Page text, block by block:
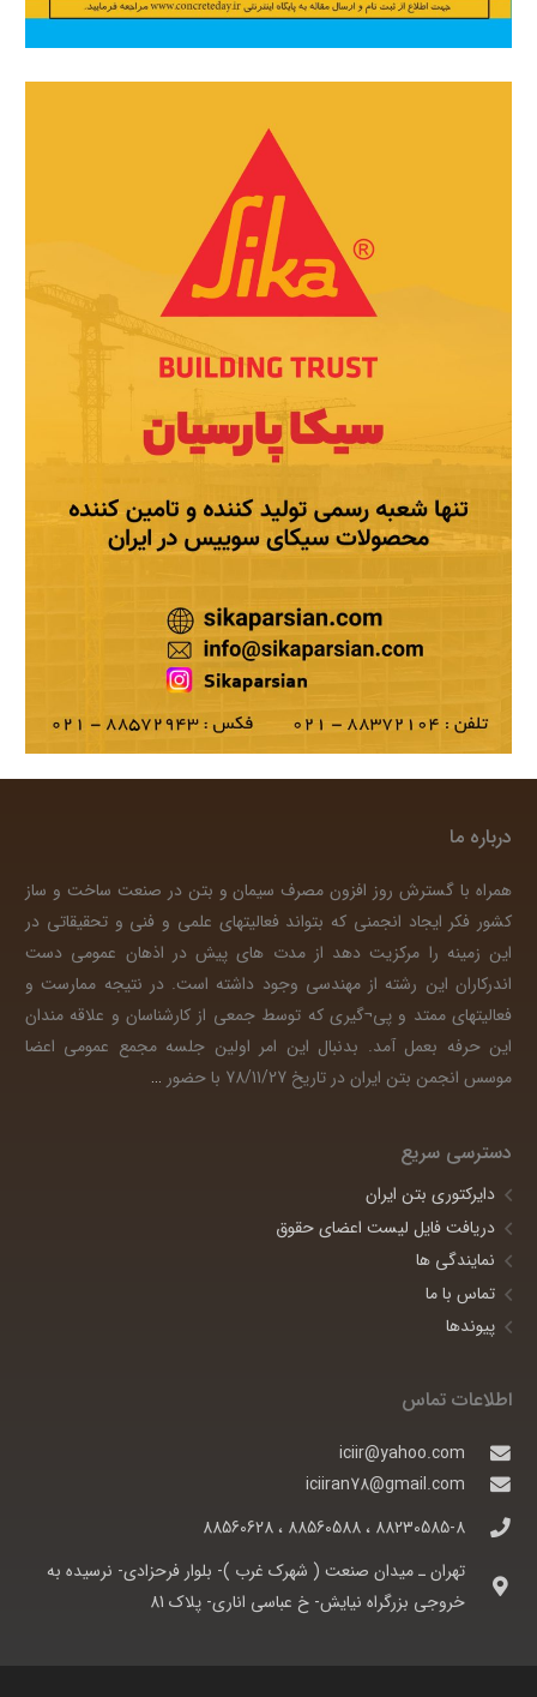
درباره ما
همراه با گسترش روز افزون مصرف سیمان و بتن در صنعت ساخت و ساز
کشور فکر ایجاد انجمنی که بتواند فعالیتهای علمی و فنی و تحقیقاتی در
این زمینه را مرکزیت دهد از مدت های پیش در اذهان عمومی دست
اندرکاران این رشته از مهندسی وجود داشته است. در نتیجه ممارست و
فعالیتهای ممتد و پی¬گیری که توسط جمعی از کارشناسان و علاقه مندان
این حرفه بعمل آمد. بدنبال این امر اولین جلسه مجمع عمومی اعضا
موسس انجمن بتن ایران در تاریخ 78/11/27 با حضور
…
دسترسی سریع
دایرکتوری بتن ایران
دریافت فایل لیست اعضای حقوق
نمایندگی ها
تماس با ما
پیوندها
اطلاعات تماس
iciir@yahoo.com
iciiran78@gmail.com
88230585-8 ، 88560588 ، 88560628
تهران ـ ميدان صنعت ( شهرک غرب )- بلوار فرحزادی- نرسيده به
خروجی بزرگراه نيايش- خ عباسی اناری- پلاک 81